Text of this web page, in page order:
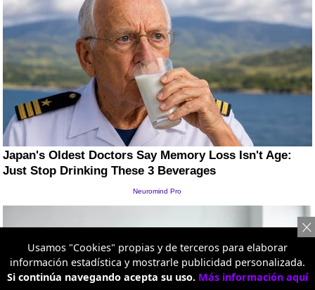
Usamos "Cookies" propias y de terceros para elaborar
información estadística y mostrarle publicidad personalizada.
Si continúa navegando acepta su uso. Más información aquí